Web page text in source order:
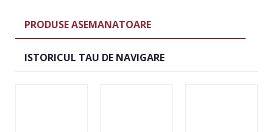
PRODUSE ASEMANATOARE
ISTORICUL TAU DE NAVIGARE